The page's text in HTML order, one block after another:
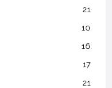
21
10
16
17
21